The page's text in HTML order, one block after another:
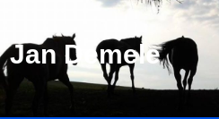
Jan Demele